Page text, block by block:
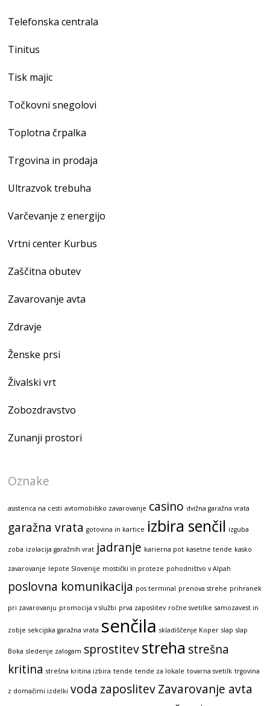
Telefonska centrala
Tinitus
Tisk majic
Točkovni snegolovi
Toplotna črpalka
Trgovina in prodaja
Ultrazvok trebuha
Varčevanje z energijo
Vrtni center Kurbus
Zaščitna obutev
Zavarovanje avta
Zdravje
Ženske prsi
Živalski vrt
Zobozdravstvo
Zunanji prostori
Oznake
asistenca na cesti avtomobilsko zavarovanje casino dvižna garažna vrata
garažna vrata gotovina in kartice izbira senčil izguba
zoba izolacija garažnih vrat jadranje karierna pot kasetne tende kasko
zavarovanje lepote Slovenije mostički in proteze pohodništvo v Alpah
poslovna komunikacija pos terminal prenova strehe prihranek
pri zavarovanju promocija v službi prva zaposlitev ročne svetilke samozavest in
zobje sekcijska garažna vrata senčila skladiščenje Koper slap slap
Boka sledenje zalogam sprostitevstreha strešna
kritina strešna kritina izbira tende tende za lokale tovarna svetilk trgovina
z domačimi izdelki voda zaposlitevZavarovanje avta